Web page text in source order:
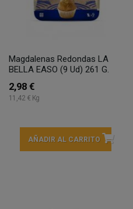
Magdalenas Redondas LA
BELLA EASO (9 Ud) 261 G.
2,98 €
11,42 € Kg
AÑADIR AL CARRITO